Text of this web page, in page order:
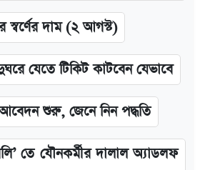
দাম (২ আগস্ট)
যেতে টিকিট কাটবেন যেভাবে
শুরু, জেনে নিন পদ্ধতি
তে যৌনকর্মীর দালাল অ্যাডলফ